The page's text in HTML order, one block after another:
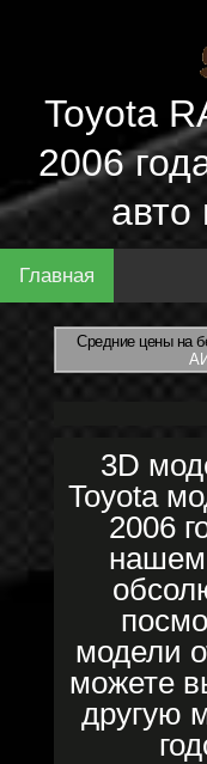
Toyota
2006
Главная
Средние цены на
3D
Toyota
2006
модели
можете
другую